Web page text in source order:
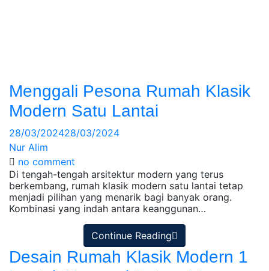
Menggali Pesona Rumah Klasik
Modern Satu Lantai
28/03/202428/03/2024
Nur Alim
no comment
Di tengah-tengah arsitektur modern yang terus
berkembang, rumah klasik modern satu lantai tetap
menjadi pilihan yang menarik bagi banyak orang.
Kombinasi yang indah antara keanggunan…
Continue Reading
Desain Rumah Klasik Modern 1